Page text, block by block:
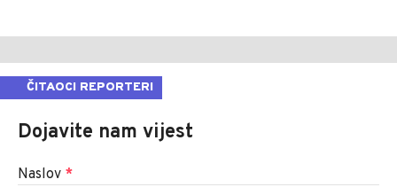
ČITAOCI REPORTERI
Dojavite nam vijest
Naslov *